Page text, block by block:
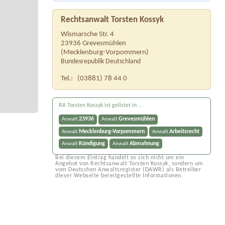
Rechtsanwalt Torsten Kossyk
Wismarsche Str. 4
23936 Grevesmühlen
(Mecklenburg-Vorpommern)
Bundesrepublik Deutschland
Tel.: (03881) 78 44 0
RA Torsten Kossyk ist gelistet in ...
Anwalt23936 AnwaltGrevesmühlen
Anwalt Mecklenburg-Vorpommern AnwaltArbeitsrecht
Anwalt Kündigung AnwaltAbmahnung
Bei diesem Eintrag handelt es sich nicht um ein
Angebot von Rechtsanwalt Torsten Kossyk, sondern um
vom Deutschen Anwaltsregister (DAWR) als Betreiber
dieser Webseite bereitgestellte Informationen.